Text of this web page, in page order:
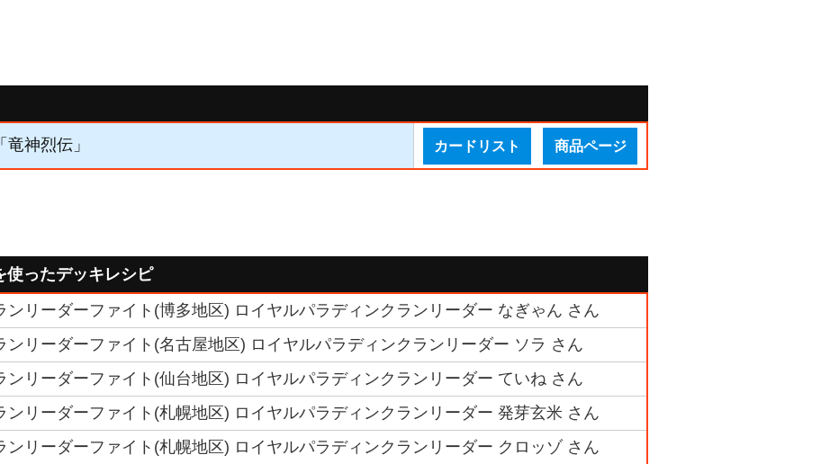
竜神烈伝」 カードリスト 商品ページ
使ったデッキレシピ
ンリーダーファイト(博多地区) ロイヤルパラディンクランリーダー なぎゃん さん
ンリーダーファイト(名古屋地区) ロイヤルパラディンクランリーダー ソラ さん
ンリーダーファイト(仙台地区) ロイヤルパラディンクランリーダー ていね さん
ンリーダーファイト(札幌地区) ロイヤルパラディンクランリーダー 発芽玄米 さん
ンリーダーファイト(札幌地区) ロイヤルパラディンクランリーダー クロッゾ さん